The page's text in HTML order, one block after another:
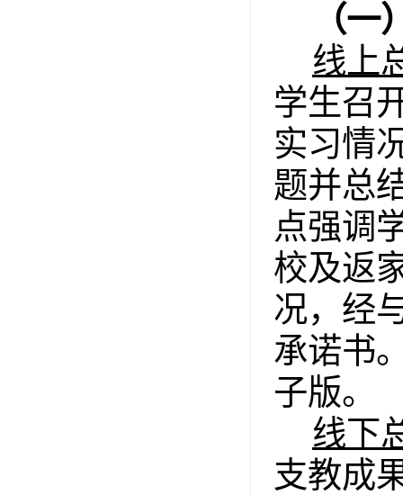
（一
线上
学生召
实习情
题并总
点强调
校及返
况，经
承诺书
子版。
线下
支教成